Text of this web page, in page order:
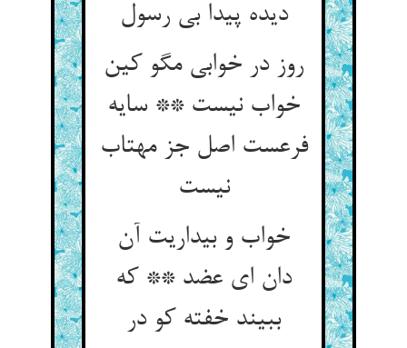
دیده پیدا بی رسول
روز در خوابی مگو کین
خواب نیست ** سایه
فرعست اصل جز مهتاب
نیست
خواب و بیداریت آن
دان ای عضد ** که
ببیند خفته کو در